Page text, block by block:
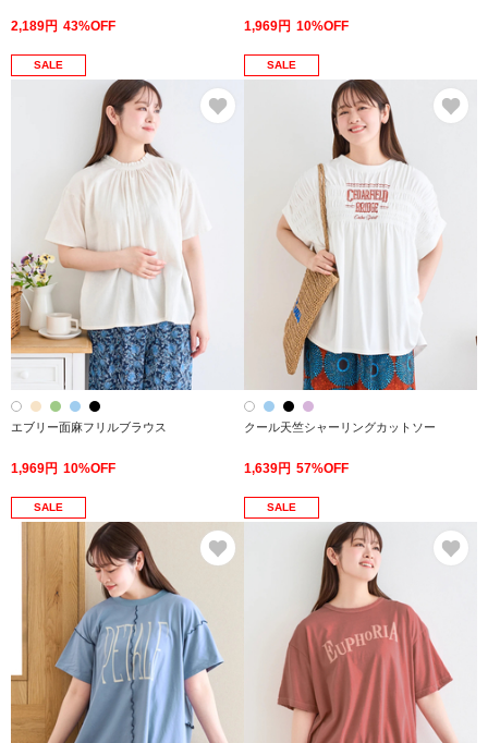
2,189円 43%OFF 1,969円 10%OFF
SALE
エブリー面麻フリルブラウス
1,969円 10%OFF
SALE
クール天竺シャーリングカットソー
1,639円 57%OFF
SALE SALE